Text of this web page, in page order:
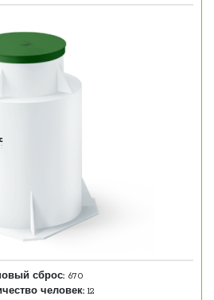
сброс: 670
человек: 12